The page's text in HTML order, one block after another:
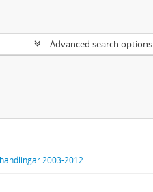
Advanced search options
2003-2012